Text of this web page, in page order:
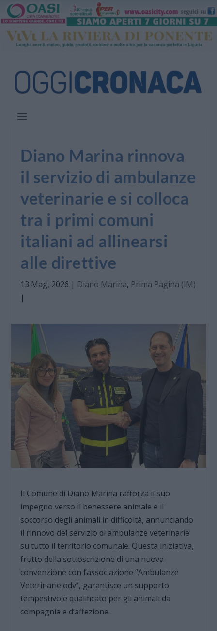
Diano Marina rinnova
il servizio di ambulanze
veterinarie e si colloca
tra i primi comuni
italiani ad allinearsi
alle direttive
13 Mag, 2026 | Diano Marina, Prima Pagina (IM)
|
Il Comune di Diano Marina rafforza il suo
impegno verso il benessere animale e il
soccorso degli animali in difficoltà, annunciando
il rinnovo del servizio di ambulanze veterinarie
su tutto il territorio comunale. Questa iniziativa,
frutto della sottoscrizione di una nuova
convenzione con l’associazione “Ambulanze
Veterinarie odv”, garantisce un supporto
tempestivo e qualificato per gli animali da
compagnia e d’affezione.